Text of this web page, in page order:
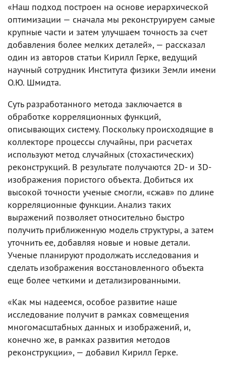
«Наш подход построен на основе иерархической
оптимизации — сначала мы реконструируем самые
крупные части и затем улучшаем точность за счет
добавления более мелких деталей», — рассказал
один из авторов статьи Кирилл Герке, ведущий
научный сотрудник Института физики Земли имени
О.Ю. Шмидта.
Суть разработанного метода заключается в
обработке корреляционных функций,
описывающих систему. Поскольку происходящие в
коллекторе процессы случайны, при расчетах
используют метод случайных (стохастических)
реконструкций. В результате получаются 2D- и 3D-
изображения пористого объекта. Добиться их
высокой точности ученые смогли, «сжав» по длине
корреляционные функции. Анализ таких
выражений позволяет относительно быстро
получить приближенную модель структуры, а затем
уточнить ее, добавляя новые и новые детали.
Ученые планируют продолжать исследования и
сделать изображения восстановленного объекта
еще более четкими и детализированными.
«Как мы надеемся, особое развитие наше
исследование получит в рамках совмещения
многомасштабных данных и изображений, и,
конечно же, в рамках развития методов
реконструкции», — добавил Кирилл Герке.